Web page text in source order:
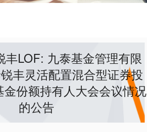
丰LOF: 九泰基金管理有限
丰灵活配置混合型证券投
金份额持有人大会会议情况
的公告